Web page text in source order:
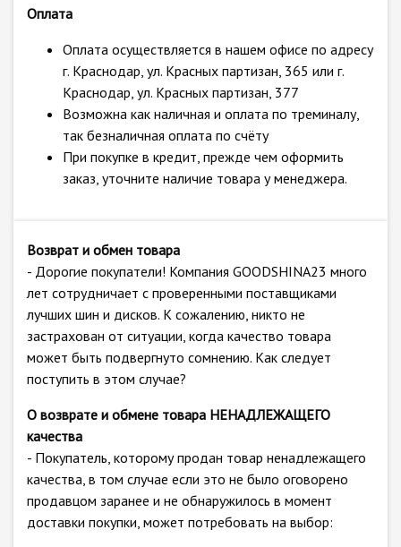
Оплата
Оплата осуществляется в нашем офисе по адресу
г. Краснодар, ул. Красных партизан, 365 или г.
Краснодар, ул. Красных партизан, 377
Возможна как наличная и оплата по треминалу,
так безналичная оплата по счёту
При покупке в кредит, прежде чем оформить
заказ, уточните наличие товара у менеджера.
Возврат и обмен товара
- Дорогие покупатели! Компания GOODSHINA23 много
лет сотрудничает с проверенными поставщиками
лучших шин и дисков. К сожалению, никто не
застрахован от ситуации, когда качество товара
может быть подвергнуто сомнению. Как следует
поступить в этом случае?
О возврате и обмене товара НЕНАДЛЕЖАЩЕГО
качества
- Покупатель, которому продан товар ненадлежащего
качества, в том случае если это не было оговорено
продавцом заранее и не обнаружилось в момент
доставки покупки, может потребовать на выбор: